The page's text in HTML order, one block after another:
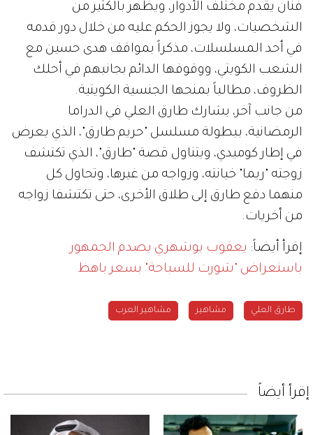
فنان يقدم مختلف الأدوار، ويظهر بالكثير من
الشخصيات، ولا يجوز الحكم عليه من خلال دور قدمه
في أحد المسلسلات، مذكراً بمواقف هدى حسين مع
الشعب الكويتي، ووقوفها الدائم بجانبهم في أحلك
الظروف، مطالباً بمنحها الجنسية الكويتية.
من جانب آخر، يشارك طارق العلي في الدراما
الرمضانية، ببطولة مسلسل "حريم طارق"، الذي يعرض
في إطار كوميدي، ويتناول قصة "طارق"، الذي تكتشف
زوجته "ريما" خيانته، وزواجه من غيرها، وتحاول كل
منهما دفع طارق إلى طلاق الأخرى، حتى تكتشفا زواجه
من أخريات.
إقرأ أيضاً: يعقوب بوشهري يصدم الجمهور
باستعراض "شورت للسباحة" بسعر باهظ
طارق العلي مشاهير مشاهير العرب
إقرأ أيضاً